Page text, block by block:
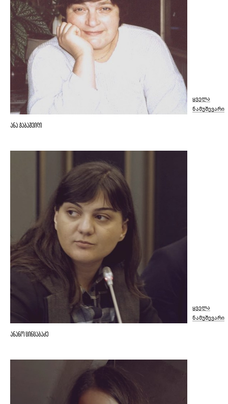
ანა ჭაბაშვილი
ყველა
ნამუშევარი
ანანო ცინცაბაძე
ყველა
ნამუშევარი